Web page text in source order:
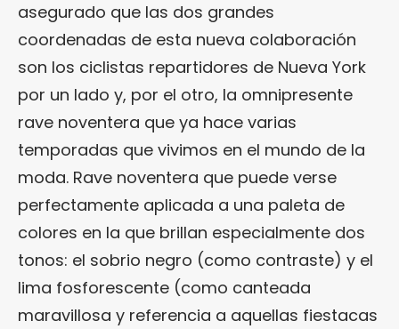
asegurado que las dos grandes
coordenadas de esta nueva colaboración
son los ciclistas repartidores de Nueva York
por un lado y, por el otro, la omnipresente
rave noventera que ya hace varias
temporadas que vivimos en el mundo de la
moda. Rave noventera que puede verse
perfectamente aplicada a una paleta de
colores en la que brillan especialmente dos
tonos: el sobrio negro (como contraste) y el
lima fosforescente (como canteada
maravillosa y referencia a aquellas fiestacas